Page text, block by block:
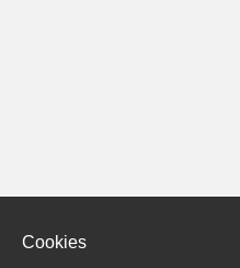
Cookies